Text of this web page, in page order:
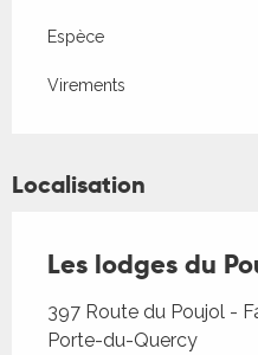
Espèce
Virements
Localisation
Les lodges du
397 Route du Poujol -
Porte-du-Quercy